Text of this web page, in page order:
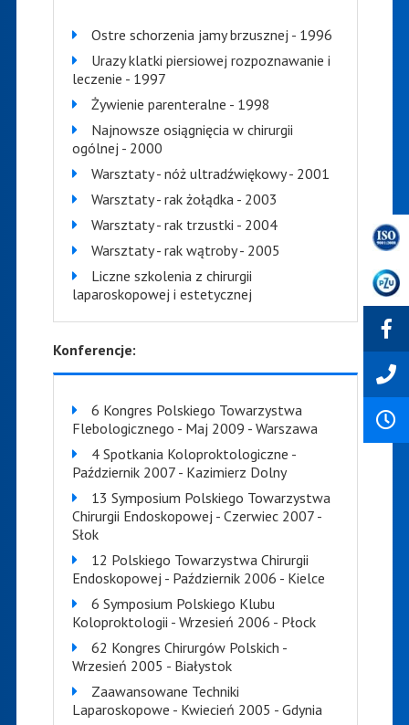
Ostre schorzenia jamy brzusznej - 1996
Urazy klatki piersiowej rozpoznawanie i
leczenie - 1997
Żywienie parenteralne - 1998
Najnowsze osiągnięcia w chirurgii
ogólnej - 2000
Warsztaty - nóż ultradźwiękowy - 2001
Warsztaty - rak żołądka - 2003
Warsztaty - rak trzustki - 2004
Warsztaty - rak wątroby - 2005
Liczne szkolenia z chirurgii
laparoskopowej i estetycznej
Konferencje:
6 Kongres Polskiego Towarzystwa
Flebologicznego - Maj 2009 - Warszawa
4 Spotkania Koloproktologiczne -
Październik 2007 - Kazimierz Dolny
13 Symposium Polskiego Towarzystwa
Chirurgii Endoskopowej - Czerwiec 2007 -
Słok
12 Polskiego Towarzystwa Chirurgii
Endoskopowej - Październik 2006 - Kielce
6 Symposium Polskiego Klubu
Koloproktologii - Wrzesień 2006 - Płock
62 Kongres Chirurgów Polskich -
Wrzesień 2005 - Białystok
Zaawansowane Techniki
Laparoskopowe - Kwiecień 2005 - Gdynia